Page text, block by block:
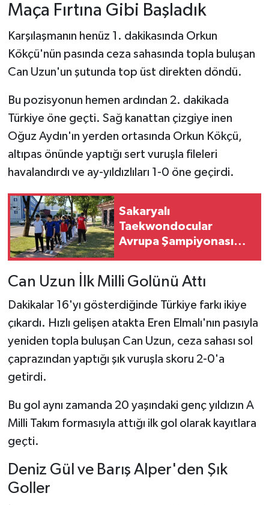
Maça Fırtına Gibi Başladık
Karşılaşmanın henüz 1. dakikasında Orkun
Kökçü'nün pasında ceza sahasında topla buluşan
Can Uzun'un şutunda top üst direkten döndü.
Bu pozisyonun hemen ardından 2. dakikada
Türkiye öne geçti. Sağ kanattan çizgiye inen
Oğuz Aydın'ın yerden ortasında Orkun Kökçü,
altıpas önünde yaptığı sert vuruşla fileleri
havalandırdı ve ay-yıldızlıları 1-0 öne geçirdi.
Sakaryalı
Taekwondocular
Avrupa Şampiyonası
Can Uzun İlk Milli Golünü Attı
Dakikalar 16'yı gösterdiğinde Türkiye farkı ikiye
çıkardı. Hızlı gelişen atakta Eren Elmalı'nın pasıyla
yeniden topla buluşan Can Uzun, ceza sahası sol
çaprazından yaptığı şık vuruşla skoru 2-0'a
getirdi.
Bu gol aynı zamanda 20 yaşındaki genç yıldızın A
Milli Takım formasıyla attığı ilk gol olarak kayıtlara
geçti.
Deniz Gül ve Barış Alper'den Şık
Goller